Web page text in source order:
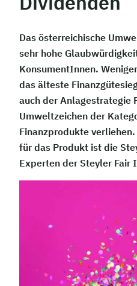
Das österreichische
sehr hohe
KonsumentInnen.
das älteste
auch der Anlagestrategie
Umweltzeichen der
Finanzprodukte
für das Produkt ist die
Experten der Steyler Fair